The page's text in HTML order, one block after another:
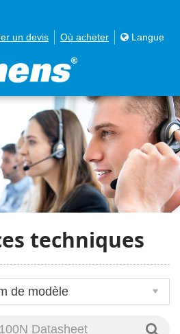
un devis Où acheter Langue
techniques